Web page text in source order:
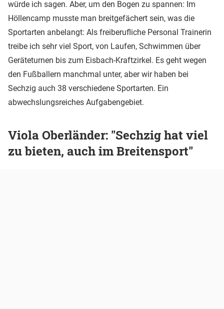
würde ich sagen. Aber, um den Bogen zu spannen: Im
Höllencamp musste man breitgefächert sein, was die
Sportarten anbelangt: Als freiberufliche Personal Trainerin
treibe ich sehr viel Sport, von Laufen, Schwimmen über
Geräteturnen bis zum Eisbach-Kraftzirkel. Es geht wegen
den Fußballern manchmal unter, aber wir haben bei
Sechzig auch 38 verschiedene Sportarten. Ein
abwechslungsreiches Aufgabengebiet.
Viola Oberländer: "Sechzig hat viel
zu bieten, auch im Breitensport"